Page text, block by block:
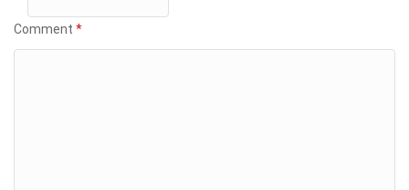
Comment *